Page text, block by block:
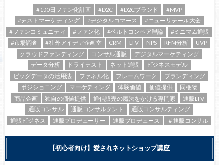
#100日ファン化計画 #D2C #D2Cブランド
#MVP
#テストマーケティング
#デジタルコマース
#ニューリテール大全
#ファンコミュニティ
#ファン化 #ベルトコンベア理論
#ミニマム通販
#市場調査
#社外アイデア企画室 CRM LTV NPS RFM分析
UVP
クラウドファンディング
コンサル通販
デジタルマーケティング
データ分析
ドライテスト ネット通販
ビジネスモデル
ビッグデータの活用法
ファネル化 フレームワーク
ブランディング
ポジショニング
マーケティング 体験価値 価値提供
同梱物
商品企画
独自の価値提供 通信販売の魔法をかける専門家
通販LTV
通販コンサル
通販コンサルタント
通販コンサルティング
通販ビジネス
通販プロデューサー 通販プロデュース ＃通販コンサル
【初心者向け】愛されネットショップ講座